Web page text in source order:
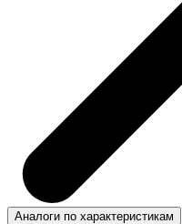
Аналоги по характеристикам